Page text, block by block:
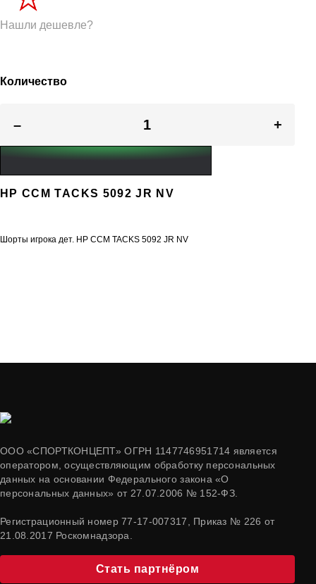
Нашли дешевле?
Количество
– +
HP CCM TACKS 5092 JR NV
Шорты игрока дет. HP CCM TACKS 5092 JR NV
ООО «СПОРТКОНЦЕПТ» ОГРН 1147746951714 является
оператором, осуществляющим обработку персональных
данных на основании Федерального закона «О
персональных данных» от 27.07.2006 № 152-ФЗ.
Регистрационный номер 77-17-007317, Приказ № 226 от
21.08.2017 Роскомнадзора.
Стать партнёром